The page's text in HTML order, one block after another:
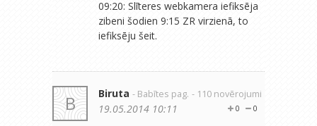
09:20: Slīteres webkamera iefiksēja
zibeni šodien 9:15 ZR virzienā, to
iefiksēju šeit.
B Biruta - Babītes pag. - 110 novērojumi
0
0
19.05.2014 10:11